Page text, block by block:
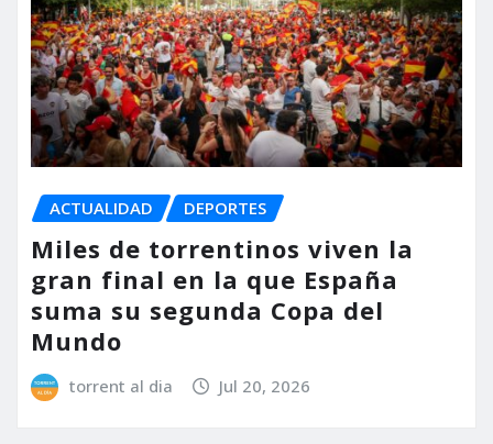
ACTUALIDAD DEPORTES
Miles de torrentinos viven la
gran final en la que España
suma su segunda Copa del
Mundo
torrent al dia Jul 20, 2026